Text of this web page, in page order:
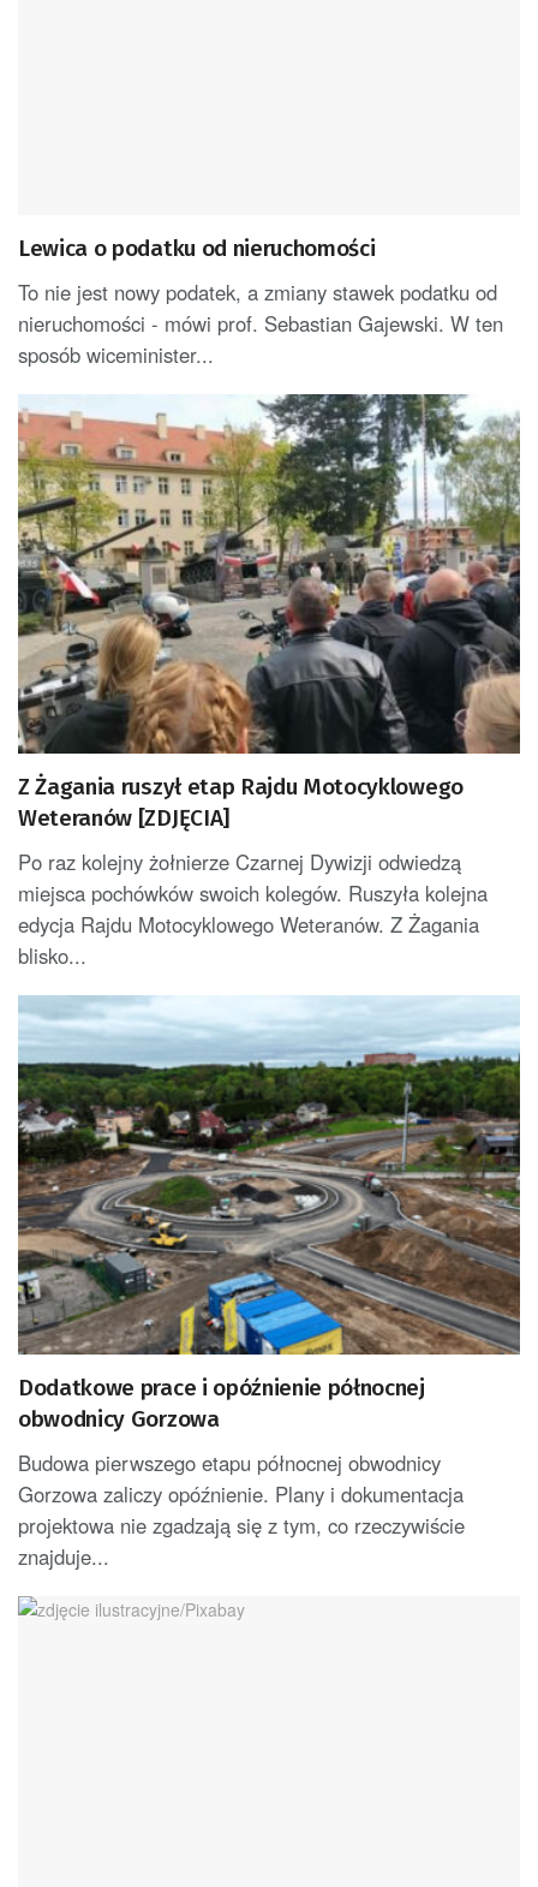
Lewica o podatku od nieruchomości
To nie jest nowy podatek, a zmiany stawek podatku od
nieruchomości - mówi prof. Sebastian Gajewski. W ten
sposób wiceminister...
Z Żagania ruszył etap Rajdu Motocyklowego
Weteranów [ZDJĘCIA]
Po raz kolejny żołnierze Czarnej Dywizji odwiedzą
miejsca pochówków swoich kolegów. Ruszyła kolejna
edycja Rajdu Motocyklowego Weteranów. Z Żagania
blisko...
Dodatkowe prace i opóźnienie północnej
obwodnicy Gorzowa
Budowa pierwszego etapu północnej obwodnicy
Gorzowa zaliczy opóźnienie. Plany i dokumentacja
projektowa nie zgadzają się z tym, co rzeczywiście
znajduje...